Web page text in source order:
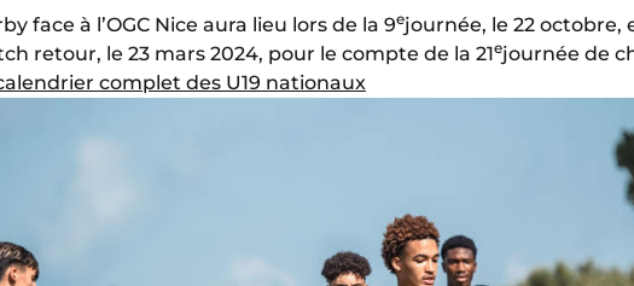
face à l’OGC Nice aura lieu lors de la 9ejournée, le 22 octobre,
retour, le 23 mars 2024, pour le compte de la 21ejournée de
complet des U19 nationaux